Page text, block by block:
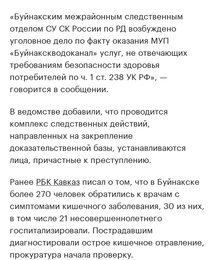
«Буйнакским межрайонным следственным
отделом СУ СК России по РД возбуждено
уголовное дело по факту оказания МУП
«Буйнакскводоканал» услуг, не отвечающих
требованиям безопасности здоровья
потребителей по ч. 1 ст. 238 УК РФ», —
говорится в сообщении.
В ведомстве добавили, что проводится
комплекс следственных действий,
направленных на закрепление
доказательственной базы, устанавливаются
лица, причастные к преступлению.
Ранее РБК Кавказ писал о том, что в Буйнакске
более 270 человек обратились к врачам с
симптомами кишечного заболевания, 30 из них,
в том числе 21 несовершеннолетнего
госпитализировали. Пострадавшим
диагностировали острое кишечное отравление,
прокуратура начала проверку.